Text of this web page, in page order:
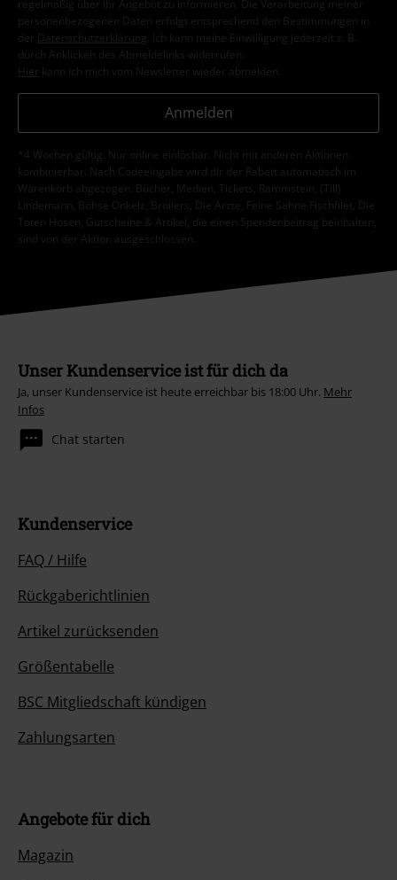
regelmäßig über ihr Angebot zu informieren. Die Verarbeitung meiner
personenbezogenen Daten erfolgt entsprechend den Bestimmungen in
der
Datenschutzerklärung
. Ich kann meine Einwilligung jederzeit z. B.
durch Anklicken des Abmeldelinks widerrufen.
Hier kann ich mich vom Newsletter wieder abmelden.
Anmelden
*4 Wochen gültig. Nur online einlösbar. Nicht mit anderen Aktionen
kombinierbar. Nach Codeeingabe wird dir der Rabatt automatisch im
Warenkorb abgezogen. Bücher, Medien, Tickets, Rammstein, (Till)
Lindemann, Böhse Onkelz, Broilers, Die Ärzte, Feine Sahne Fischfilet, Die
Toten Hosen, Gutscheine & Artikel, die einen Spendenbeitrag beinhalten,
sind von der Aktion ausgeschlossen.
Unser Kundenservice ist für dich da
Ja, unser Kundenservice ist heute erreichbar bis 18:00 Uhr. Mehr
Infos
Chat starten
Kundenservice
FAQ / Hilfe
Rückgaberichtlinien
Artikel zurücksenden
Größentabelle
BSC Mitgliedschaft kündigen
Zahlungsarten
Angebote für dich
Magazin